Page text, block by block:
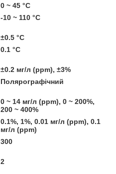
0 ~ 45 °C
-10 ~ 110 °C
±0.5 °C
0.1 °C
±0.2 мг/л (ppm), ±3%
Полярографічний
0 ~ 14 мг/л (ppm), 0 ~ 200%,
200 ~ 400%
0.1%, 1%, 0.01 мг/л (ppm), 0.1
мг/л (ppm)
300
2